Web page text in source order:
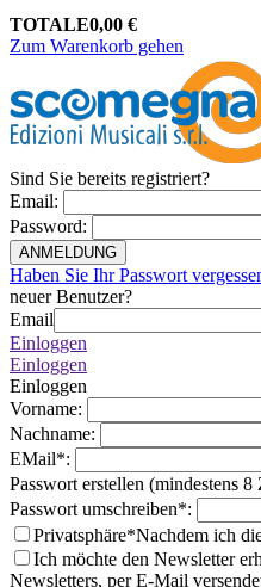
TOTALE0,00 €
Zum Warenkorb gehen
Sind Sie bereits registriert?
Email:
Password:
ANMELDUNG
Haben Sie Ihr Passwort
neuer Benutzer?
Email
Einloggen
Einloggen
Einloggen
Vorname:
Nachname:
EMail*:
Passwort erstellen (mindestens
Passwort umschreiben*:
Privatsphäre*Nachdem ich
Ich möchte den Newsletter
Newsletters, per E-Mail